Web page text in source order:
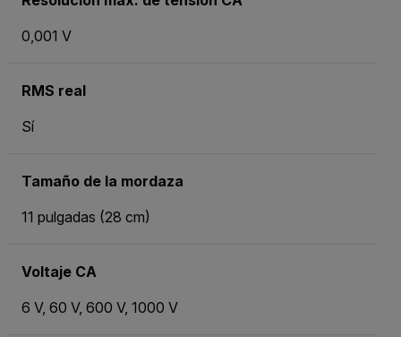
0,001 V
RMS real
Sí
Tamaño de la mordaza
11 pulgadas (28 cm)
Voltaje CA
6 V, 60 V, 600 V, 1000 V